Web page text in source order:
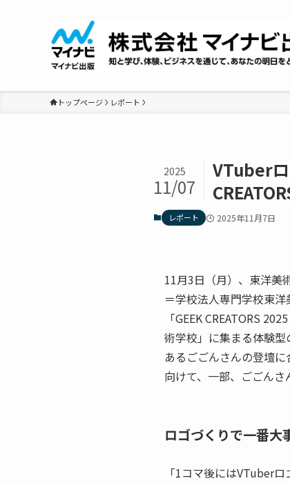
トップページ レポート
VTuberロ
2025
11/07
レポート 2025年11月7日
11月3日（月）、東洋美
＝学校法人専門学校東洋
「GEEK CREATORS
術学校」に集まる体験
あるごごんさんの登壇
向けて、一部、ごごんさ
ロゴづくりで一番
「1コマ後にはVTuber